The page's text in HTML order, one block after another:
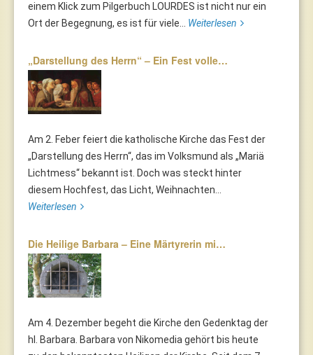
einem Klick zum Pilgerbuch LOURDES ist nicht nur ein
Ort der Begegnung, es ist für viele... Weiterlesen
„Darstellung des Herrn“ – Ein Fest volle…
Am 2. Feber feiert die katholische Kirche das Fest der
„Darstellung des Herrn“, das im Volksmund als „Mariä
Lichtmess“ bekannt ist. Doch was steckt hinter
diesem Hochfest, das Licht, Weihnachten...
Weiterlesen
Die Heilige Barbara – Eine Märtyrerin mi…
Am 4. Dezember begeht die Kirche den Gedenktag der
hl. Barbara. Barbara von Nikomedia gehört bis heute